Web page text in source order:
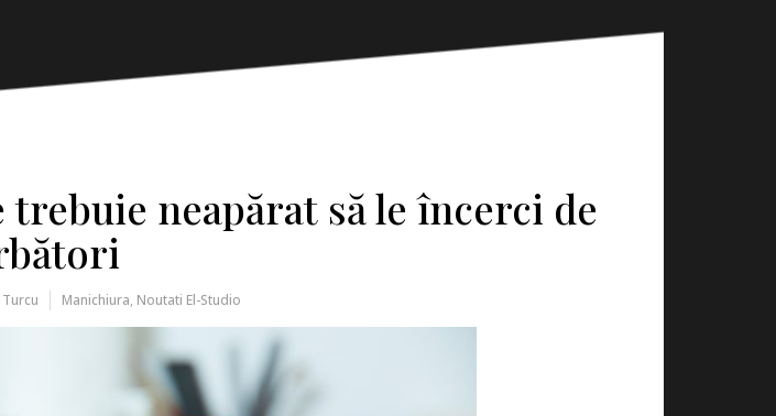
neapărat să le încerci de
Manichiura, Noutati El-Studio